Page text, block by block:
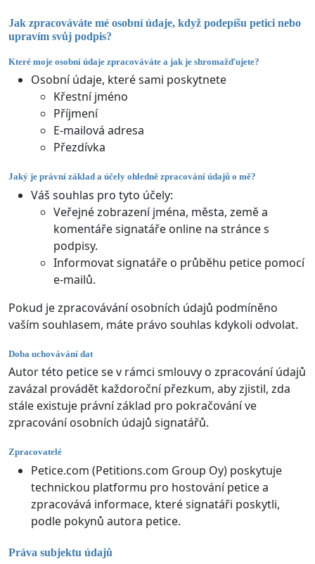
Jak zpracováváte mé osobní údaje, když podepíšu petici nebo
upravím svůj podpis?
Které moje osobní údaje zpracováváte a jak je shromažďujete?
Osobní údaje, které sami poskytnete
Křestní jméno
Příjmení
E-mailová adresa
Přezdívka
Jaký je právní základ a účely ohledně zpracování údajů o mě?
Váš souhlas pro tyto účely:
Veřejné zobrazení jména, města, země a
komentáře signatáře online na stránce s
podpisy.
Informovat signatáře o průběhu petice pomocí
e-mailů.
Pokud je zpracovávání osobních údajů podmíněno
vaším souhlasem, máte právo souhlas kdykoli odvolat.
Doba uchovávání dat
Autor této petice se v rámci smlouvy o zpracování údajů
zavázal provádět každoroční přezkum, aby zjistil, zda
stále existuje právní základ pro pokračování ve
zpracování osobních údajů signatářů.
Zpracovatelé
Petice.com (Petitions.com Group Oy) poskytuje
technickou platformu pro hostování petice a
zpracovává informace, které signatáři poskytli,
podle pokynů autora petice.
Práva subjektu údajů